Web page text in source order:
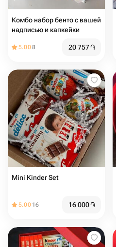
Комбо набор бенто с вашей
надписью и капкейки
5.008 20 757֏
Mini Kinder Set
5.00 16 16 000֏